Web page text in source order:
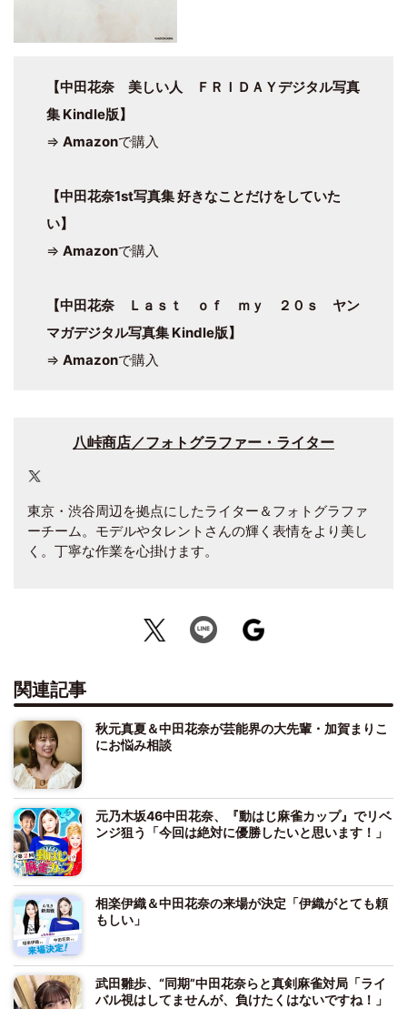
【中田花奈 美しい人 ＦＲＩＤＡＹデジタル写真
集 Kindle版】
⇒ Amazonで購入
【中田花奈1st写真集 好きなことだけをしていた
い】
⇒ Amazonで購入
【中田花奈 Ｌａｓｔ ｏｆ ｍｙ ２０ｓ ヤン
マガデジタル写真集 Kindle版】
⇒ Amazonで購入
八峠商店／フォトグラファー・ライター
東京・渋谷周辺を拠点にしたライター＆フォトグラファ
ーチーム。モデルやタレントさんの輝く表情をより美し
く。丁寧な作業を心掛けます。
関連記事
秋元真夏＆中田花奈が芸能界の大先輩・加賀まりこ
にお悩み相談
元乃木坂46中田花奈、『動はじ麻雀カップ』でリベ
ンジ狙う「今回は絶対に優勝したいと思います！」
相楽伊織＆中田花奈の来場が決定「伊織がとても頼
もしい」
武田雛歩、“同期”中田花奈らと真剣麻雀対局「ライ
バル視はしてませんが、負けたくはないですね！」